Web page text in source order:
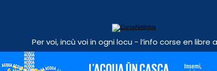
Per voi, incù voi in ogni locu - l’info corse en libre